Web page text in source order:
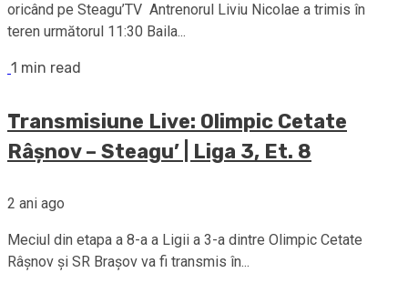
oricând pe Steagu’TV Antrenorul Liviu Nicolae a trimis în
teren următorul 11:30 Baila...
1 min read
Transmisiune Live: Olimpic Cetate
Râșnov – Steagu’ | Liga 3, Et. 8
2 ani ago
Meciul din etapa a 8-a a Ligii a 3-a dintre Olimpic Cetate
Râșnov și SR Brașov va fi transmis în...